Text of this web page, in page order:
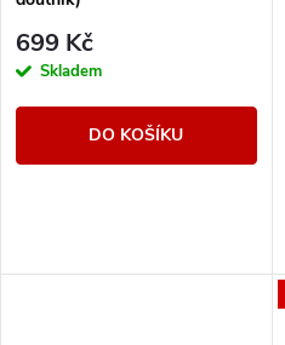
699 Kč
Skladem
DO KOŠÍKU